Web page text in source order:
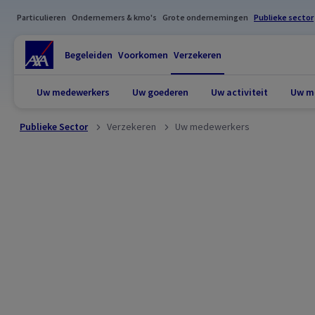
Particulieren Ondernemers & kmo's Grote ondernemingen Publieke sector
Begeleiden Voorkomen Verzekeren
Uw medewerkers Uw goederen Uw activiteit Uw
Publieke Sector Verzekeren Uw medewerkers